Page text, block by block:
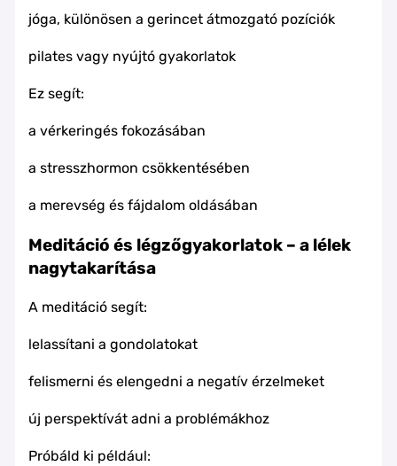
jóga, különösen a gerincet átmozgató pozíciók
pilates vagy nyújtó gyakorlatok
Ez segít:
a vérkeringés fokozásában
a stresszhormon csökkentésében
a merevség és fájdalom oldásában
Meditáció és légzőgyakorlatok – a lélek
nagytakarítása
A meditáció segít:
lelassítani a gondolatokat
felismerni és elengedni a negatív érzelmeket
új perspektívát adni a problémákhoz
Próbáld ki például: